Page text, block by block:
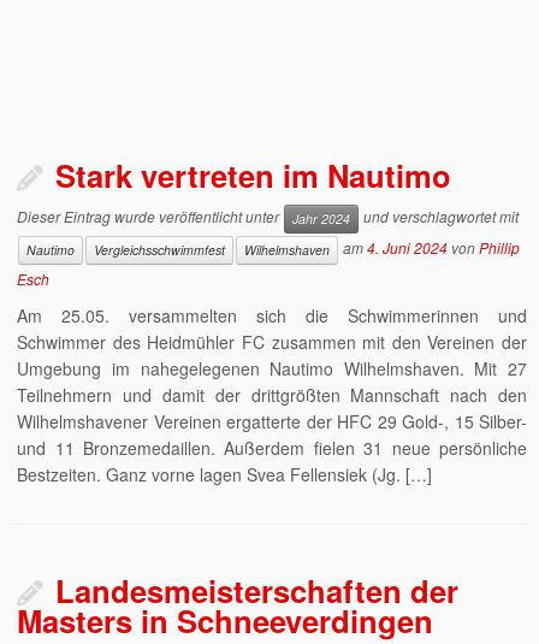
Stark vertreten im Nautimo
Dieser Eintrag wurde veröffentlicht unter Jahr 2024 und verschlagwortet mit
Nautimo Vergleichsschwimmfest Wilhelmshaven am4. Juni 2024 vonPhillip
Esch
Am 25.05. versammelten sich die Schwimmerinnen und
Schwimmer des Heidmühler FC zusammen mit den Vereinen der
Umgebung im nahegelegenen Nautimo Wilhelmshaven. Mit 27
Teilnehmern und damit der drittgrößten Mannschaft nach den
Wilhelmshavener Vereinen ergatterte der HFC 29 Gold-, 15 Silber-
und 11 Bronzemedaillen. Außerdem fielen 31 neue persönliche
Bestzeiten. Ganz vorne lagen Svea Fellensiek (Jg. […]
Landesmeisterschaften der
Masters in Schneeverdingen